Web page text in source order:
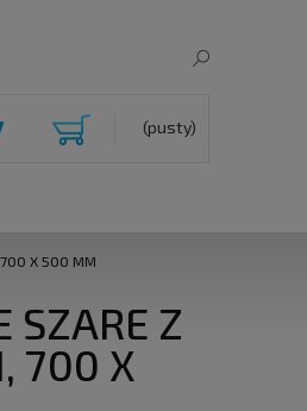
(pusty)
700 X 500 MM
SZARE Z
700 X